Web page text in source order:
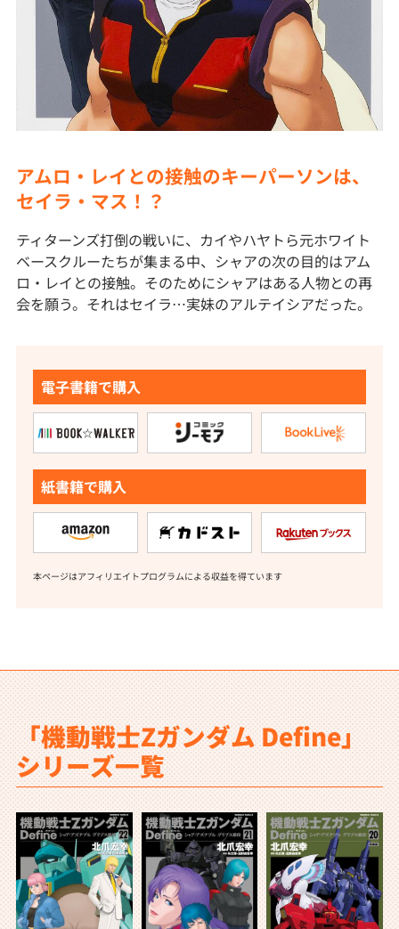
アムロ・レイとの接触のキーパーソンは、
セイラ・マス！？
ティターンズ打倒の戦いに、カイやハヤトら元ホワイト
ベースクルーたちが集まる中、シャアの次の目的はアム
ロ・レイとの接触。そのためにシャアはある人物との再
会を願う。それはセイラ…実妹のアルテイシアだった。
電子書籍で購入
紙書籍で購入
本ページはアフィリエイトプログラムによる収益を得ています
「機動戦士Zガンダム Define」
シリーズ一覧